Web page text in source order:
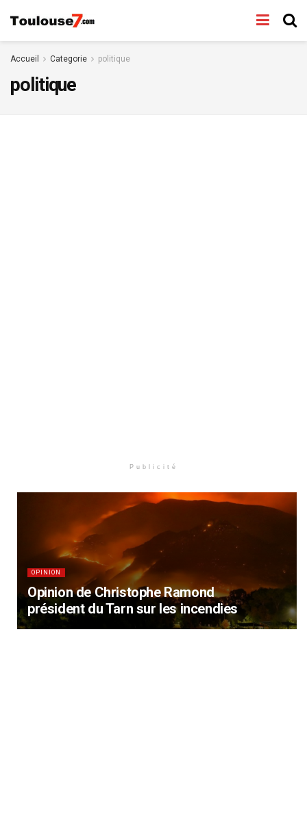
Accueil Categorie politique
politique
Publicité
OPINION
Opinion de Christophe Ramond
président du Tarn sur les incendies